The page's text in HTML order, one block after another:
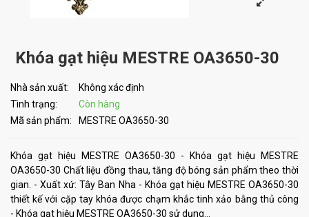
Khóa gạt hiệu MESTRE OA3650-30
Nhà sản xuất:
Không xác định
Tình trạng:
Còn hàng
Mã sản phẩm:
MESTRE OA3650-30
Khóa gạt hiệu MESTRE OA3650-30 - Khóa gạt hiệu MESTRE
OA3650-30 Chất liệu đồng thau, tăng độ bóng sản phẩm theo thời
gian. - Xuất xứ: Tây Ban Nha - Khóa gạt hiệu MESTRE OA3650-30
thiết kế với cặp tay khóa được chạm khắc tinh xảo bằng thủ công
- Khóa gạt hiệu MESTRE OA3650-30 sử dụng...